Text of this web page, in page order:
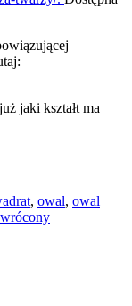
jaki kształt ma
, owal, owal